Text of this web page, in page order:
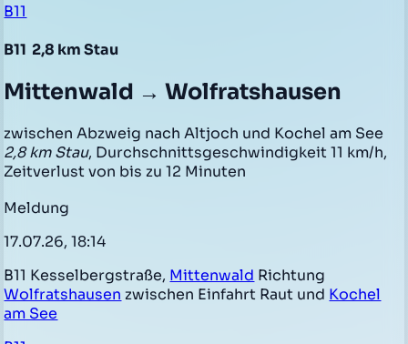
B11
B11 2,8 km Stau
Mittenwald → Wolfratshausen
zwischen Abzweig nach Altjoch und Kochel am See
2,8 km Stau, Durchschnittsgeschwindigkeit 11 km/h,
Zeitverlust von bis zu 12 Minuten
Meldung
17.07.26, 18:14
B11 Kesselbergstraße, Mittenwald Richtung
Wolfratshausen zwischen Einfahrt Raut und Kochel
am See